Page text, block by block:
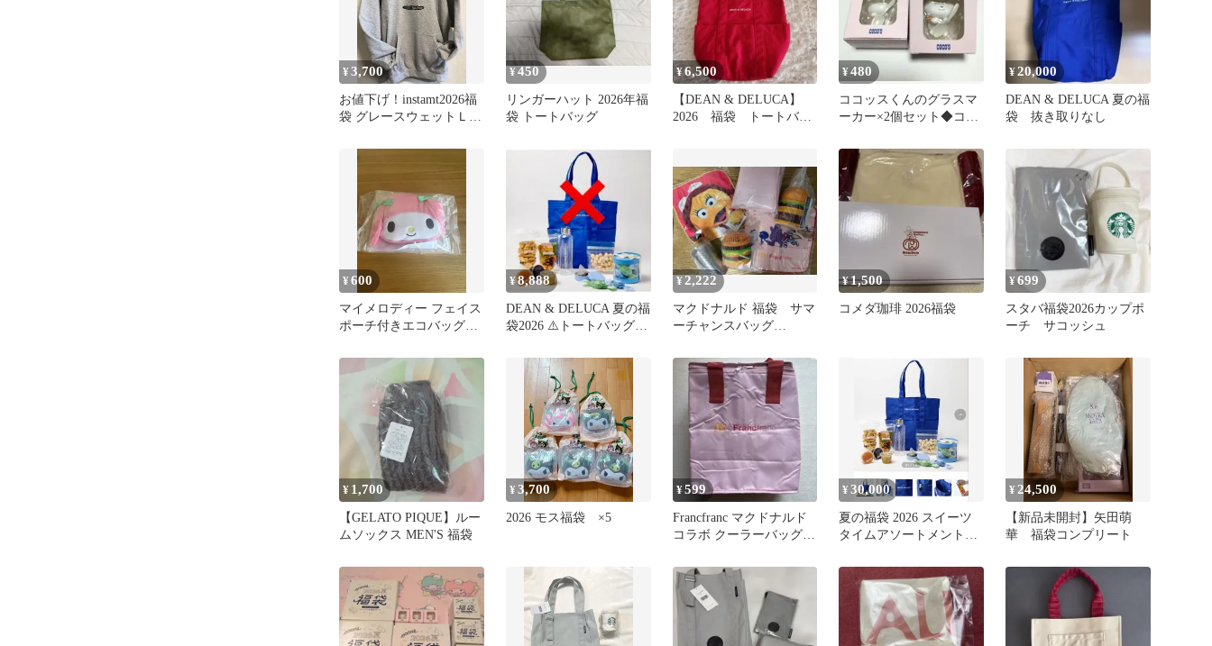
¥3,700
お値下げ！instamt2026福
袋 グレースウェットＬサ
¥450
リンガーハット 2026年福
袋 トートバッグ
¥6,500
【DEAN & DELUCA】
2026 福袋 トートバッ
¥480
ココッスくんのグラスマ
ーカー×2個セット◆ココ
簡易発送
¥20,000
DEAN & DELUCA 夏の福
袋 抜き取りなし
¥600
マイメロディー フェイス
ポーチ付きエコバッグ
品
¥8,888
DEAN & DELUCA 夏の福
袋2026 ⚠️トートバッグな
¥2,222
マクドナルド 福袋 サマ
ーチャンスバッグ
¥1,500
コメダ珈琲 2026福袋
¥699
スタバ福袋2026カップポ
ーチ サコッシュ
¥ 1,700
【GELATO PIQUE】ルー
ムソックス MEN'S 福袋
¥3,700
2026 モス福袋 ×5
¥599
Francfranc マクドナルド
コラボ クーラーバッグ
¥30,000
夏の福袋 2026 スイーツ
タイムアソートメント
送料込み
¥24,500
【新品未開封】矢田萌
華 福袋コンプリート